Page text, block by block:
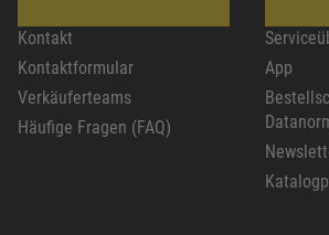
Kontakt
Kontaktformular
Verkäuferteams
Häufige Fragen (FAQ)
App